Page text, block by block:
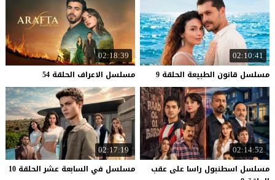
02:10:41
مسلسل قانون الطبيعة الحلقة 9
02:18:39
مسلسل الاعراف الحلقة 54
02:14:52
مسلسل اسطنبول راسا على عقب
02:17:19
مسلسل في السابعة عشر الحلقة 10